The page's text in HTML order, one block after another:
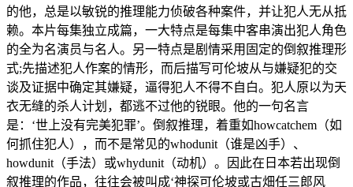
的他，总是以敏锐的推理能力侦破各种案件，并让犯人无从抵
赖。本片每集独立成篇，一大特点是每集中客串演出犯人角色
的全为名演员与名人。另一特点是剧情采用固定的倒叙推理形
式;先描述犯人作案的情形，而后描写可伦坡从与嫌疑犯的交
谈及证据中确定其嫌疑，逼得犯人不得不自白。犯人原以为天
衣无缝的杀人计划，都逃不过他的锐眼。他的一句名言
是：‘世上没有完美犯罪’。倒叙推理，着重如howcatchem（如
何抓住犯人），而不是常见的whodunit（谁是凶手）、
howdunit（手法）或whydunit（动机）。因此在日本若出现倒
叙推理的作品，往往会被叫成‘神探可伦坡或古畑任三郎风